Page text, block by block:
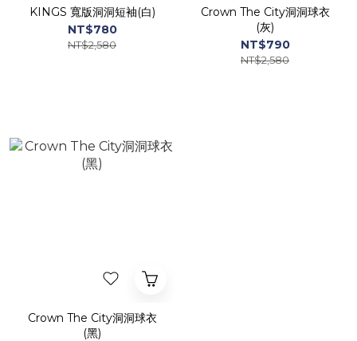
KINGS 寬版洞洞短袖(白)
NT$780
NT$2,580
Crown The City洞洞球衣
(灰)
NT$790
NT$2,580
Crown The City洞洞球衣
(黑)